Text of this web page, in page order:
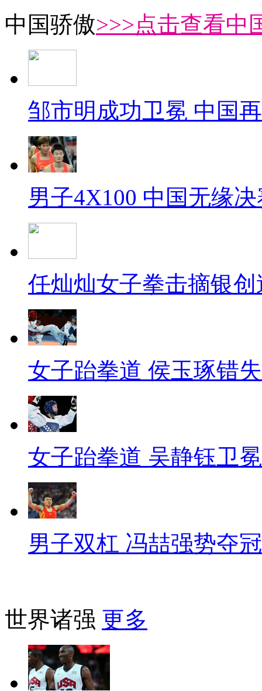
中国骄傲>>>点击查看中
邹市明成功卫冕 中国
男子4X100 中国无缘
任灿灿女子拳击摘银
女子跆拳道 侯玉琢错
女子跆拳道 吴静钰卫冕
男子双杠 冯喆强势夺冠
世界诸强 更多